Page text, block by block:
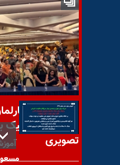
و
مسعود
کنفرانس در
راه‌حل دموکراتیک
تصویری